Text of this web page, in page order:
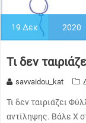
19 Δεκ 2020
Τι δεν
savvaidou_kat
Τι δεν ταιριάζει
αντίληψης. Βάλε Χ